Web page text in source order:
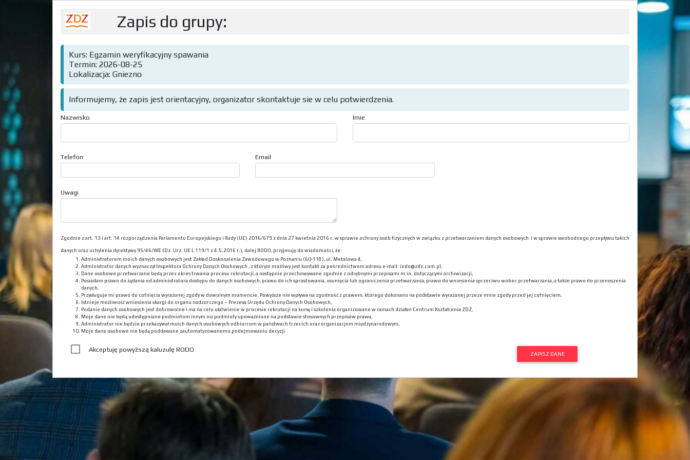
Zapis do grupy:
Kurs: Egzamin weryfikacyjny spawania
Termin: 2026-08-25
Lokalizacja: Gniezno
Informujemy, że zapis jest orientacyjny, organizator skontaktuje sie w celu potwierdzenia.
Nazwisko Imie
Telefon Email
Uwagi
Zgodnie z art. 13 i art. 14 rozporządzenia Parlamentu Europejskiego i Rady (UE) 2016/679 z dnia 27 kwietnia 2016 r. w sprawie ochrony osób fizycznych w związku z przetwarzaniem danych osobowych i w sprawie swobodnego przepływu takich
danych oraz uchylenia dyrektywy 95/46/WE (Dz. Urz. UE L 119/1 z 4.5.2016 r.), dalej RODO, przyjmuję do wiadomości, że:
Administratorem moich danych osobowych jest Zakład Doskonalenia Zawodowego w Poznaniu (60-118), ul. Metalowa 4,
Administrator danych wyznaczył Inspektora Ochrony Danych Osobowych , z którym możliwy jest kontakt za pośrednictwem adresu e-mail: iodo@zdz.com.pl,
Dane osobowe przetwarzane będą przez okres trwania procesu rekrutacji, a następnie przechowywane zgodnie z odrębnymi przepisami m.in. dotyczącymi archiwizacji,
Posiadam prawo do żądania od administratora dostępu do danych osobowych, prawo do ich sprostowania, usunięcia lub ograniczenia przetwarzania, prawo do wniesienia sprzeciwu wobec przetwarzania, a także prawo do przenoszenia
danych,
Przysługuje mi prawo do cofnięcia wyrażonej zgody w dowolnym momencie. Powyższe nie wpływa na zgodność z prawem, którego dokonano na podstawie wyrażonej przeze mnie zgody przed jej cofnięciem,
Istnieje możliwość wniesienia skargi do organu nadzorczego – Prezesa Urzędu Ochrony Danych Osobowych,
Podanie danych osobowych jest dobrowolne i ma na celu ułatwienie w procesie rekrutacji na kursy i szkolenia organizowane w ramach działań Centrum Kształcenia ZDZ,
Moje dane nie będą udostępniane podmiotom innym niż podmioty upoważnione na podstawie stosownych przepisów prawa,
Administrator nie będzie przekazywał moich danych osobowych odbiorcom w państwach trzecich oraz organizacjom międzynarodowym,
Moje dane osobowe nie będą poddawane zautomatyzowanemu podejmowaniu decyzji
Akceptuję powyższą kaluzulę RODO
ZAPISZ DANE